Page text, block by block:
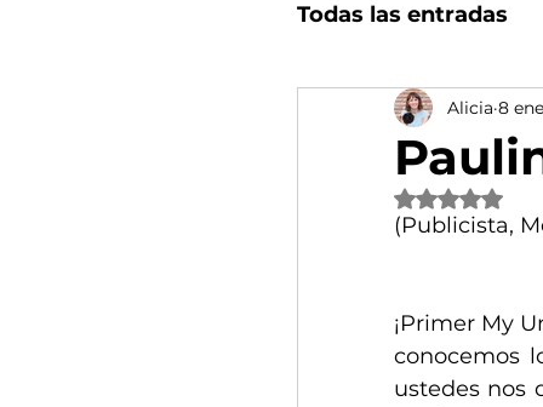
Todas las entradas
Inspiración para
Alicia 8
Obtuvo NaN
(Publicista,
¡Primer My
conocemos
ustedes nos